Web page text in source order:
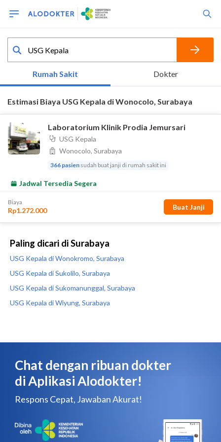
Paling dicari di Surabaya
USG Kepala di Wonokromo, Surabaya
USG Kepala di Sukolilo, Surabaya
USG Kepala di Sukomanunggal, Surabaya
USG Kepala di Wiyung, Surabaya